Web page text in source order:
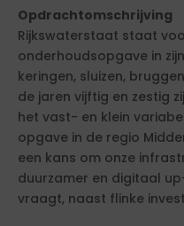
Opdrachtomschrijving
Rijkswaterstaat staat
onderhoudsopgave in
keringen, sluizen,
de jaren vijftig en zestig
het vast- en klein
opgave in de regio
een kans om onze
duurzamer en digitaal
vraagt, naast flinke